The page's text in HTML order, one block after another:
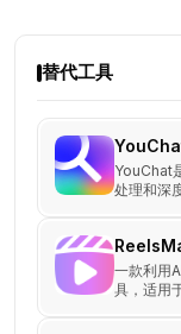
替代工具
YouChat
处理和深
一款利用
具，适用